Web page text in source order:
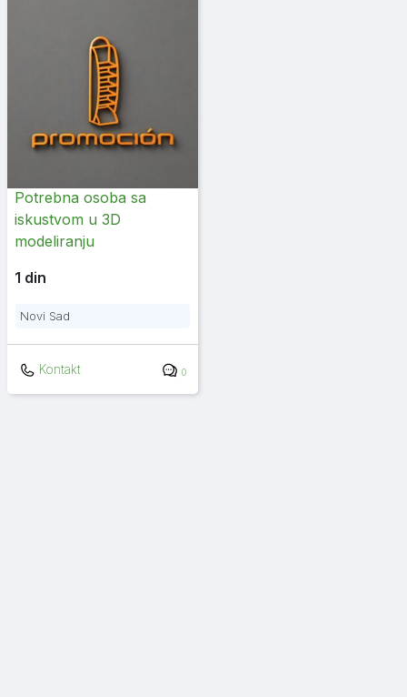
Potrebna osoba sa
iskustvom u 3D
modeliranju
1 din
Novi Sad
Kontakt 0